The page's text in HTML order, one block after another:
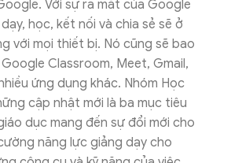
Với sự ra mắt của Google
học, kết nối và chia sẻ sẽ ở
với mọi thiết bị. Nó cũng sẽ bao
Classroom, Meet, Gmail,
ứng dụng khác. Nhóm Học
cập nhật mới là ba mục tiêu
dục mang đến sự đổi mới cho
năng lực giảng dạy cho